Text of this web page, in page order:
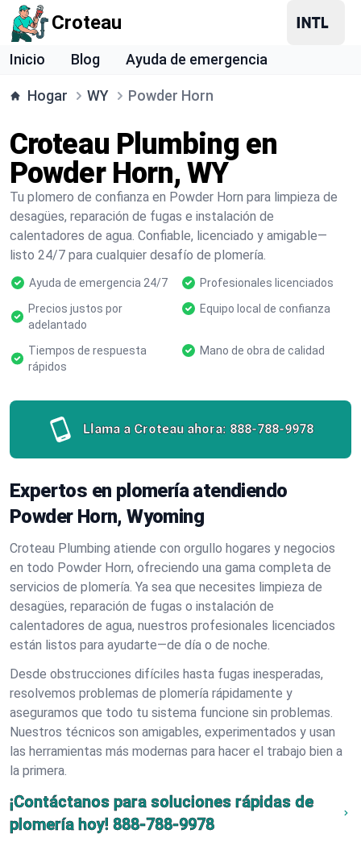
Croteau
Inicio Blog Ayuda de emergencia
Hogar WY Powder Horn
Croteau Plumbing en
Powder Horn, WY
Tu plomero de confianza en Powder Horn para limpieza de
desagües, reparación de fugas e instalación de
calentadores de agua. Confiable, licenciado y amigable—
listo 24/7 para cualquier desafío de plomería.
Ayuda de emergencia 24/7
Profesionales licenciados
Precios justos por
adelantado
Equipo local de confianza
Tiempos de respuesta
rápidos
Mano de obra de calidad
Llama a Croteau ahora: 888-788-9978
Expertos en plomería atendiendo
Powder Horn, Wyoming
Croteau Plumbing atiende con orgullo hogares y negocios
en todo Powder Horn, ofreciendo una gama completa de
servicios de plomería. Ya sea que necesites limpieza de
desagües, reparación de fugas o instalación de
calentadores de agua, nuestros profesionales licenciados
están listos para ayudarte—de día o de noche.
Desde obstrucciones difíciles hasta fugas inesperadas,
resolvemos problemas de plomería rápidamente y
aseguramos que todo tu sistema funcione sin problemas.
Nuestros técnicos son amigables, experimentados y usan
las herramientas más modernas para hacer el trabajo bien a
la primera.
¡Contáctanos para soluciones rápidas de
plomería hoy! 888-788-9978